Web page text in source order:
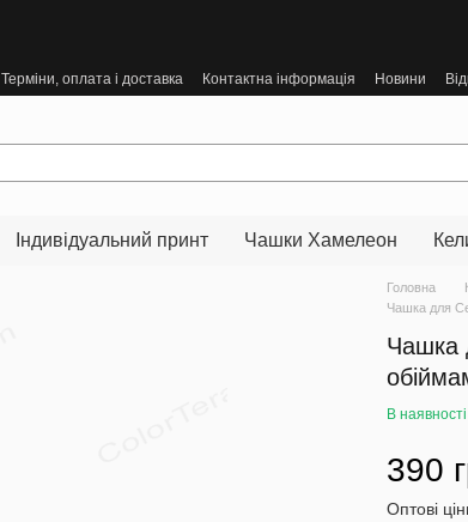
Терміни, оплата і доставка Контактна інформація Новини
Індивідуальний принт Чашки Хамелеон
Головна
Чашка для
Чашка
В наявності
390
Оптові